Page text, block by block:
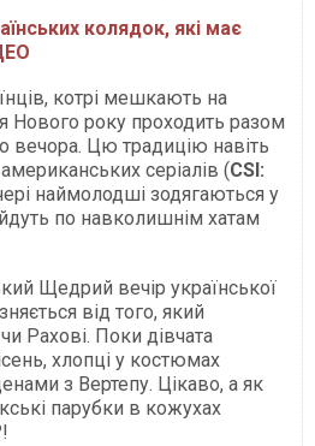
колядок, які має
котрі мешкають на
Нового року проходить разом
вечора. Цю традицію навіть
серіалів (CSI:
наймолодші зодягаються у
по навколишнім хатам
Щедрий вечір української
від того, який
Рахові. Поки дівчата
хлопці у костюмах
з Вертепу. Цікаво, а як
парубки в кожухах